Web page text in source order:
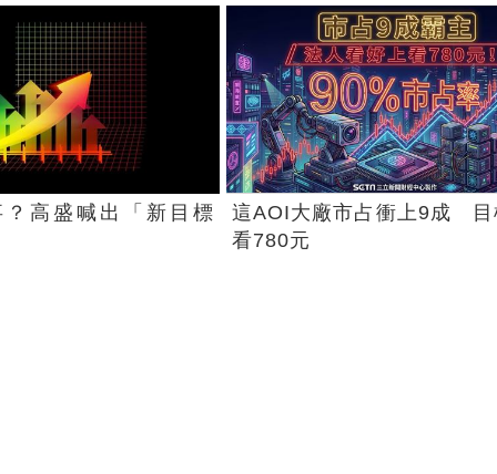
高盛喊出「新目標
這AOI大廠市占衝上9成 目
看780元